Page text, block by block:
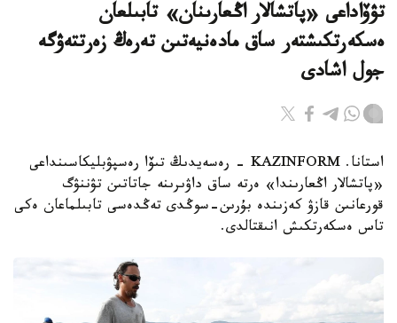
تۋۆاداعى «پاتشالار اڭعارىنان» تابىلعان
ەسكەرتكىشتەر ساق مادەنيەتىن تەرەڭ زەرتتەۋگە
جول اشادى
استانا. KAZINFORM - رەسەيدىڭ تىۆا رەسپۋبليكاسىنداعى
«پاتشالار اڭعارىندا» ەرتە ساق داۋىرىنە جاتاتىن تۋننۋگ
قورعانىن قازۋ كەزىندە بۇرىن-سوڭدى تەڭدەسى تابىلماعان ەكى
تاس ەسكەرتكىش انىقتالدى.